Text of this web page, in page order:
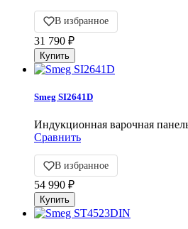
В избранное
31 790 ₽
Smeg SI2641D
Индукционная варочная
Сравнить
В избранное
54 990 ₽